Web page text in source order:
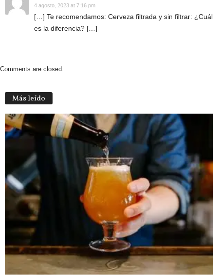
4 agosto, 2023 at 7:16 pm
[…] Te recomendamos: Cerveza filtrada y sin filtrar: ¿Cuál
es la diferencia? […]
Comments are closed.
Más leído